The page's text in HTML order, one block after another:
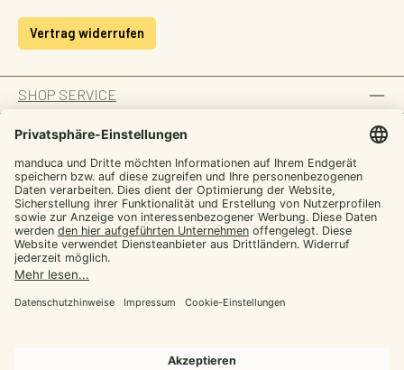
Vertrag widerrufen
SHOP SERVICE
INFORMATION
ZAHLUNGSARTEN
SICHER EINKAUFEN
UNSERE COMMUNITIES